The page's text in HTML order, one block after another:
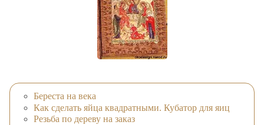
Береста на века
Как сделать яйца квадратными. Кубатор для яиц
Резьба по дереву на заказ